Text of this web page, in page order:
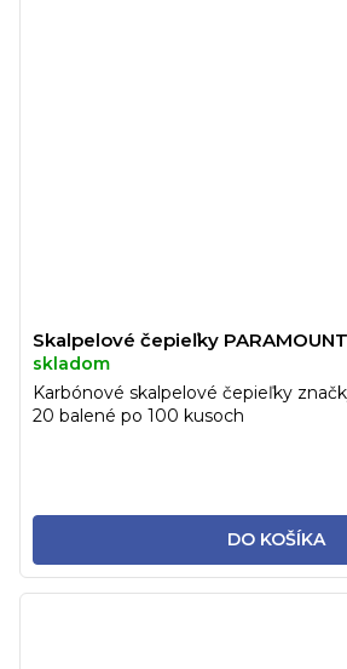
Skalpelové čepieľky
skladom
DO KOŠÍKA
Karbónové skalpelové čepieľky
20 balené po 100 kusoch